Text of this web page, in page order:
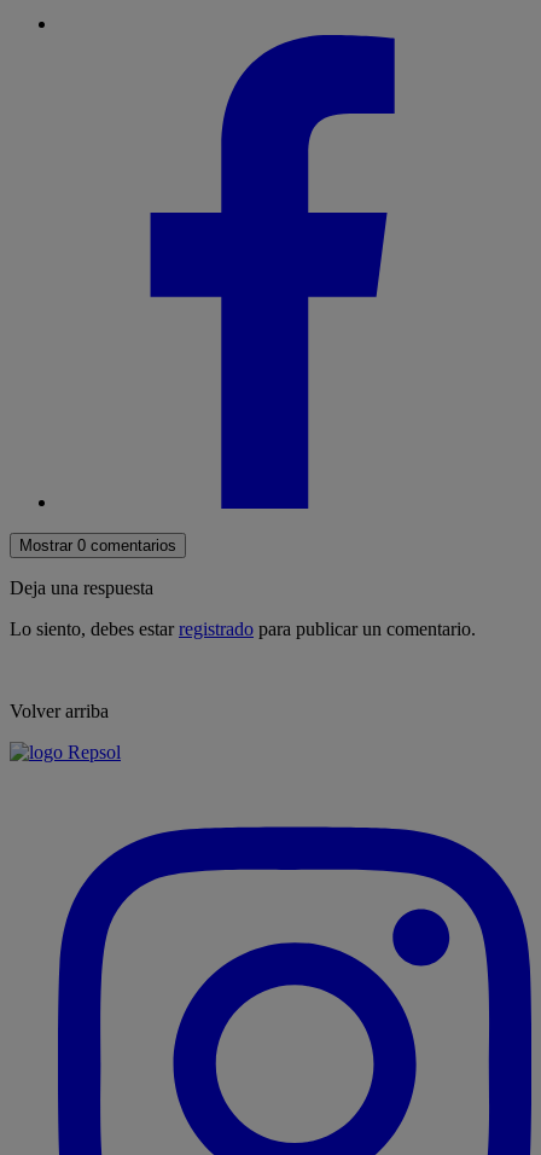
Mostrar 0 comentarios
Deja una respuesta
Lo siento, debes estarregistrado para publicar un comentario.
Volver arriba